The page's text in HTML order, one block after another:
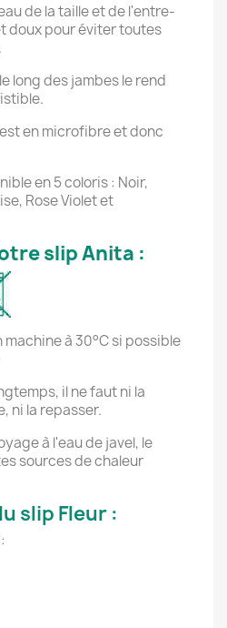
de la taille et de l'entre-
doux pour éviter toutes
long des jambes le rend
en microfibre et donc
en 5 coloris : Noir,
Rose Violet et
slip Anita :
machine à 30°C si possible
il ne faut ni la
ni la repasser.
à l'eau de javel, le
sources de chaleur
slip Fleur :